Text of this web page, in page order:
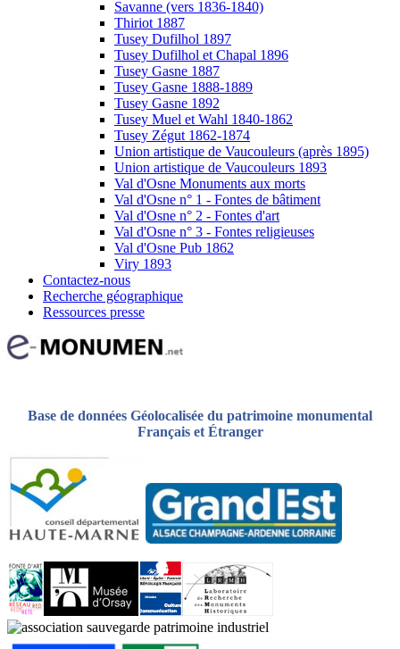
Savanne (vers 1836-1840)
Thiriot 1887
Tusey Dufilhol 1897
Tusey Dufilhol et Chapal 1896
Tusey Gasne 1887
Tusey Gasne 1888-1889
Tusey Gasne 1892
Tusey Muel et Wahl 1840-1862
Tusey Zégut 1862-1874
Union artistique de Vaucouleurs (après 1895)
Union artistique de Vaucouleurs 1893
Val d'Osne Monuments aux morts
Val d'Osne n° 1 - Fontes de bâtiment
Val d'Osne n° 2 - Fontes d'art
Val d'Osne n° 3 - Fontes religieuses
Val d'Osne Pub 1862
Viry 1893
Contactez-nous
Recherche géographique
Ressources presse
Base de données Géolocalisée du patrimoine monumental
Français et Étranger